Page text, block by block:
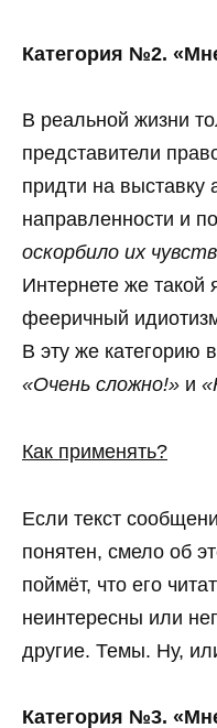
Категория №2.
В реальной жизни
представители
придти на выставку
направленности и
оскорбило их
Интернете же
фееричный
В эту же категорию
«Очень сложно!» и
Как применять?
Если текст
понятен, смело об
поймёт, что его
неинтересны или
другие. Темы. Ну,
Категория №3.